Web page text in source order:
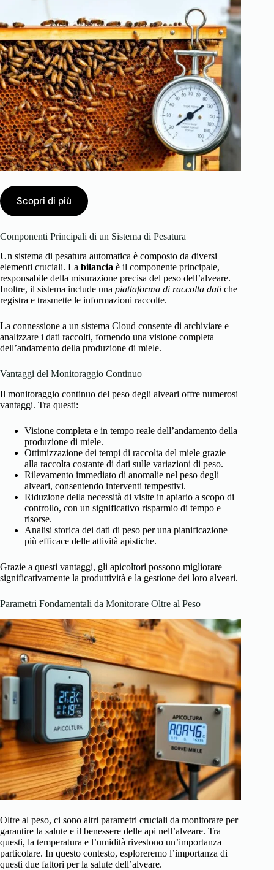
Scopri di più
Componenti Principali di un Sistema di Pesatura
Un sistema di pesatura automatica è composto da diversi
elementi cruciali. La bilancia è il componente principale,
responsabile della misurazione precisa del peso dell’alveare.
Inoltre, il sistema include una piattaforma di raccolta dati che
registra e trasmette le informazioni raccolte.
La connessione a un sistema Cloud consente di archiviare e
analizzare i dati raccolti, fornendo una visione completa
dell’andamento della produzione di miele.
Vantaggi del Monitoraggio Continuo
Il monitoraggio continuo del peso degli alveari offre numerosi
vantaggi. Tra questi:
Visione completa e in tempo reale dell’andamento della
produzione di miele.
Ottimizzazione dei tempi di raccolta del miele grazie
alla raccolta costante di dati sulle variazioni di peso.
Rilevamento immediato di anomalie nel peso degli
alveari, consentendo interventi tempestivi.
Riduzione della necessità di visite in apiario a scopo di
controllo, con un significativo risparmio di tempo e
risorse.
Analisi storica dei dati di peso per una pianificazione
più efficace delle attività apistiche.
Grazie a questi vantaggi, gli apicoltori possono migliorare
significativamente la produttività e la gestione dei loro alveari.
Parametri Fondamentali da Monitorare Oltre al Peso
Oltre al peso, ci sono altri parametri cruciali da monitorare per
garantire la salute e il benessere delle api nell’alveare. Tra
questi, la temperatura e l’umidità rivestono un’importanza
particolare. In questo contesto, esploreremo l’importanza di
questi due fattori per la salute dell’alveare.